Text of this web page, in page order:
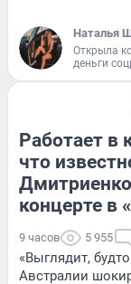
Наталья
Открыла
деньги
Работает в
что
концерте в
9 часов 5 955
«Выглядит,
Австралии